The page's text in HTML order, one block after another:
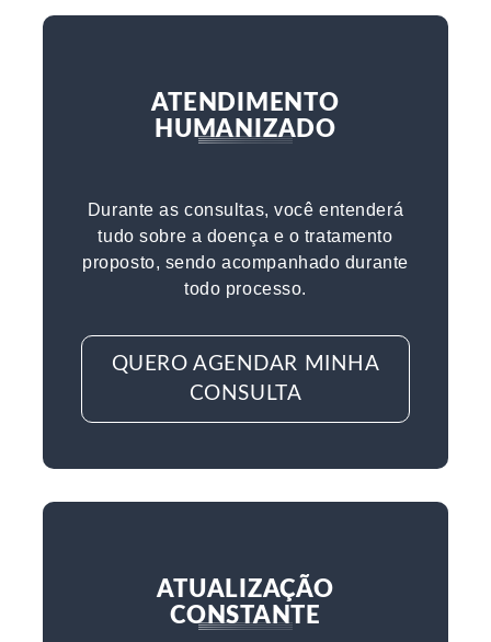
ATENDIMENTO
HUMANIZADO
Durante as consultas, você entenderá
tudo sobre a doença e o tratamento
proposto, sendo acompanhado durante
todo processo.
QUERO AGENDAR MINHA
CONSULTA
ATUALIZAÇÃO
CONSTANTE